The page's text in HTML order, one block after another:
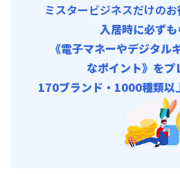
ミスタービジネスだけの
入居時に必ずも
《電子マネーやデジタル
なポイント》をプ
170ブランド・1000種類以